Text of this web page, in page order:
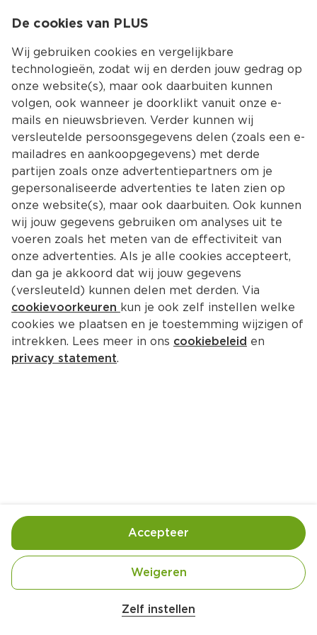
Kies jouw
Terug Producten
PLUS Korenlanders Mango passie
gebak los
Nutri-Score E
Roundtable on Sustainable Palm Oil en is een
wereldwijd keurmerk voor palmolie die
De cookies van PLUS
Wij gebruiken cookies en vergelijkbare
technologieën, zodat wij en derden jouw gedrag op
onze website(s), maar ook daarbuiten kunnen
volgen, ook wanneer je doorklikt vanuit onze e-
mails en nieuwsbrieven. Verder kunnen wij
versleutelde persoonsgegevens delen (zoals een e-
mailadres en aankoopgegevens) met derde
partijen zoals onze advertentiepartners om je
gepersonaliseerde advertenties te laten zien op
onze website(s), maar ook daarbuiten. Ook kunnen
wij jouw gegevens gebruiken om analyses uit te
voeren zoals het meten van de effectiviteit van
onze advertenties. Als je alle cookies accepteert,
dan ga je akkoord dat wij jouw gegevens
(versleuteld) kunnen delen met derden. Via
cookievoorkeuren kun je ook zelf instellen welke
cookies we plaatsen en je toestemming wijzigen of
intrekken. Lees meer in ons cookiebeleid en
privacy statement.
Zelf instellen
Weigeren
Accepteer